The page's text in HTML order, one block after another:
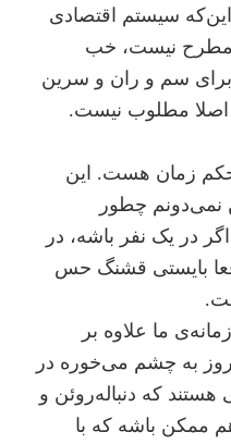
سیستم اقتصادی
مطرح نیست، خب
برای سم و ران و سرین
اصلا مطلوب نیست.
زمان هست. این
چطور
در یک نفر باشه، در
بایستی قشنگ حس
ما علاوه بر
به چشم می‌خوره در
که دنباله‌روئن و
ممکن باشه که با